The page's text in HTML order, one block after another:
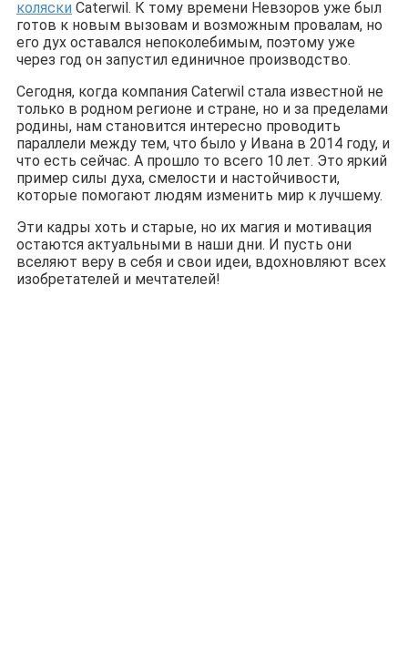
коляски Caterwil. К тому времени Невзоров уже был
готов к новым вызовам и возможным провалам, но
его дух оставался непоколебимым, поэтому уже
через год он запустил единичное производство.
Сегодня, когда компания Caterwil стала известной не
только в родном регионе и стране, но и за пределами
родины, нам становится интересно проводить
параллели между тем, что было у Ивана в 2014 году, и
что есть сейчас. А прошло то всего 10 лет. Это яркий
пример силы духа, смелости и настойчивости,
которые помогают людям изменить мир к лучшему.
Эти кадры хоть и старые, но их магия и мотивация
остаются актуальными в наши дни. И пусть они
вселяют веру в себя и свои идеи, вдохновляют всех
изобретателей и мечтателей!